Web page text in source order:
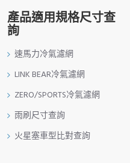
產品適用規格尺寸查
詢
速馬力冷氣濾網
LINK BEAR冷氣濾網
ZERO/SPORTS冷氣濾網
雨刷尺寸查詢
火星塞車型比對查詢